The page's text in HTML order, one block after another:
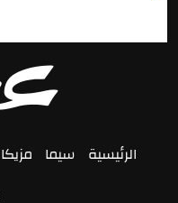
الرئيسية سيما مزيكا